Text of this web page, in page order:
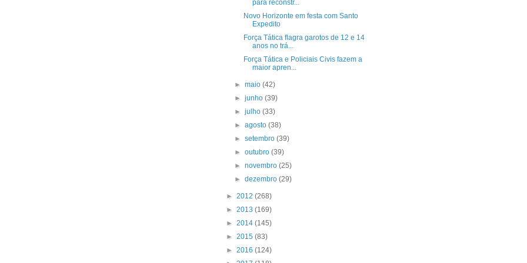
para reconstr...
Novo Horizonte em festa com Santo
Expedito
Força Tática flagra garotos de 12 e 14
anos no trá...
Força Tática e Policiais Civis fazem a
maior apren...
►maio(42)
►junho(39)
►julho(33)
►agosto(38)
►setembro(39)
►outubro(39)
►novembro(25)
►dezembro(29)
► 2012 (268)
► 2013 (169)
► 2014 (145)
► 2015 (83)
► 2016 (124)